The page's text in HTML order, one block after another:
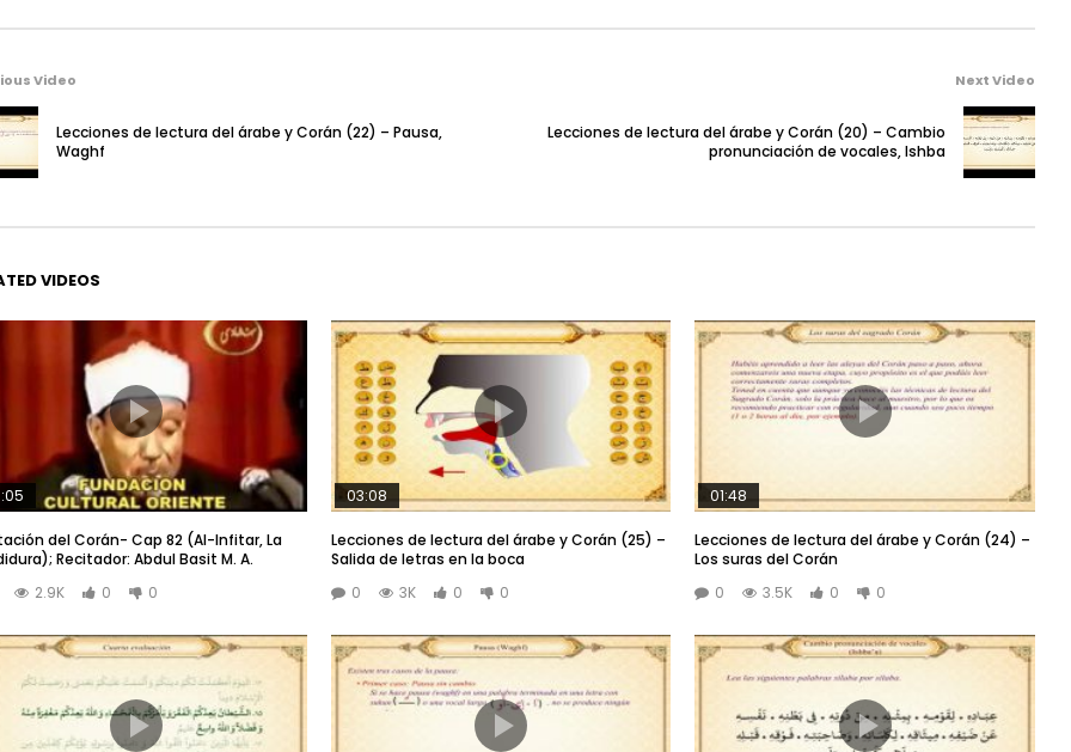
Video
Lecciones de lectura del árabe y Corán (22) – Pausa,
Waghf
Next Video
Lecciones de lectura del árabe y Corán (20) – Cambio
pronunciación de vocales, Ishba
VIDEOS
del Corán- Cap 82 (Al-Infitar, La
Recitador: Abdul Basit M. A.
2.9K
0 0
03:08
Lecciones de lectura del árabe y Corán (25) –
Salida de letras en la boca
0
3K 0 0
01:48
Lecciones de lectura del árabe y Corán (24) –
Los suras del Corán
0
3.5K 0 0